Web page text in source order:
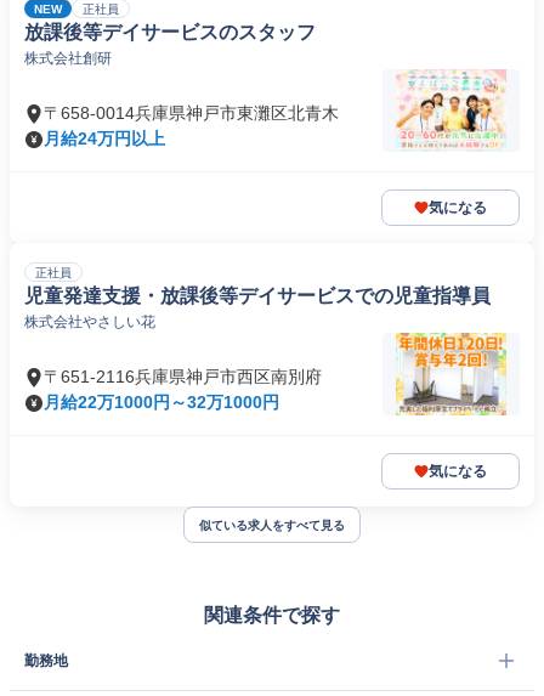
NEW 正社員
放課後等デイサービスのスタッフ
株式会社創研
〒658-0014兵庫県神戸市東灘区北青木
月給24万円以上
気になる
正社員
児童発達支援・放課後等デイサービスでの児童指導員
株式会社やさしい花
〒651-2116兵庫県神戸市西区南別府
月給22万1000円～32万1000円
気になる
似ている求人をすべて見る
関連条件で探す
勤務地